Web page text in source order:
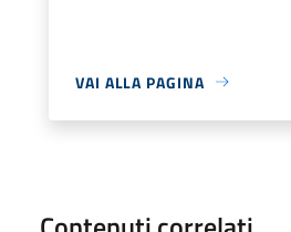
VAI ALLA PAGINA